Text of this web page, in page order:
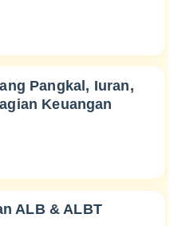
Pangkal, Iuran,
Keuangan
ALB & ALBT